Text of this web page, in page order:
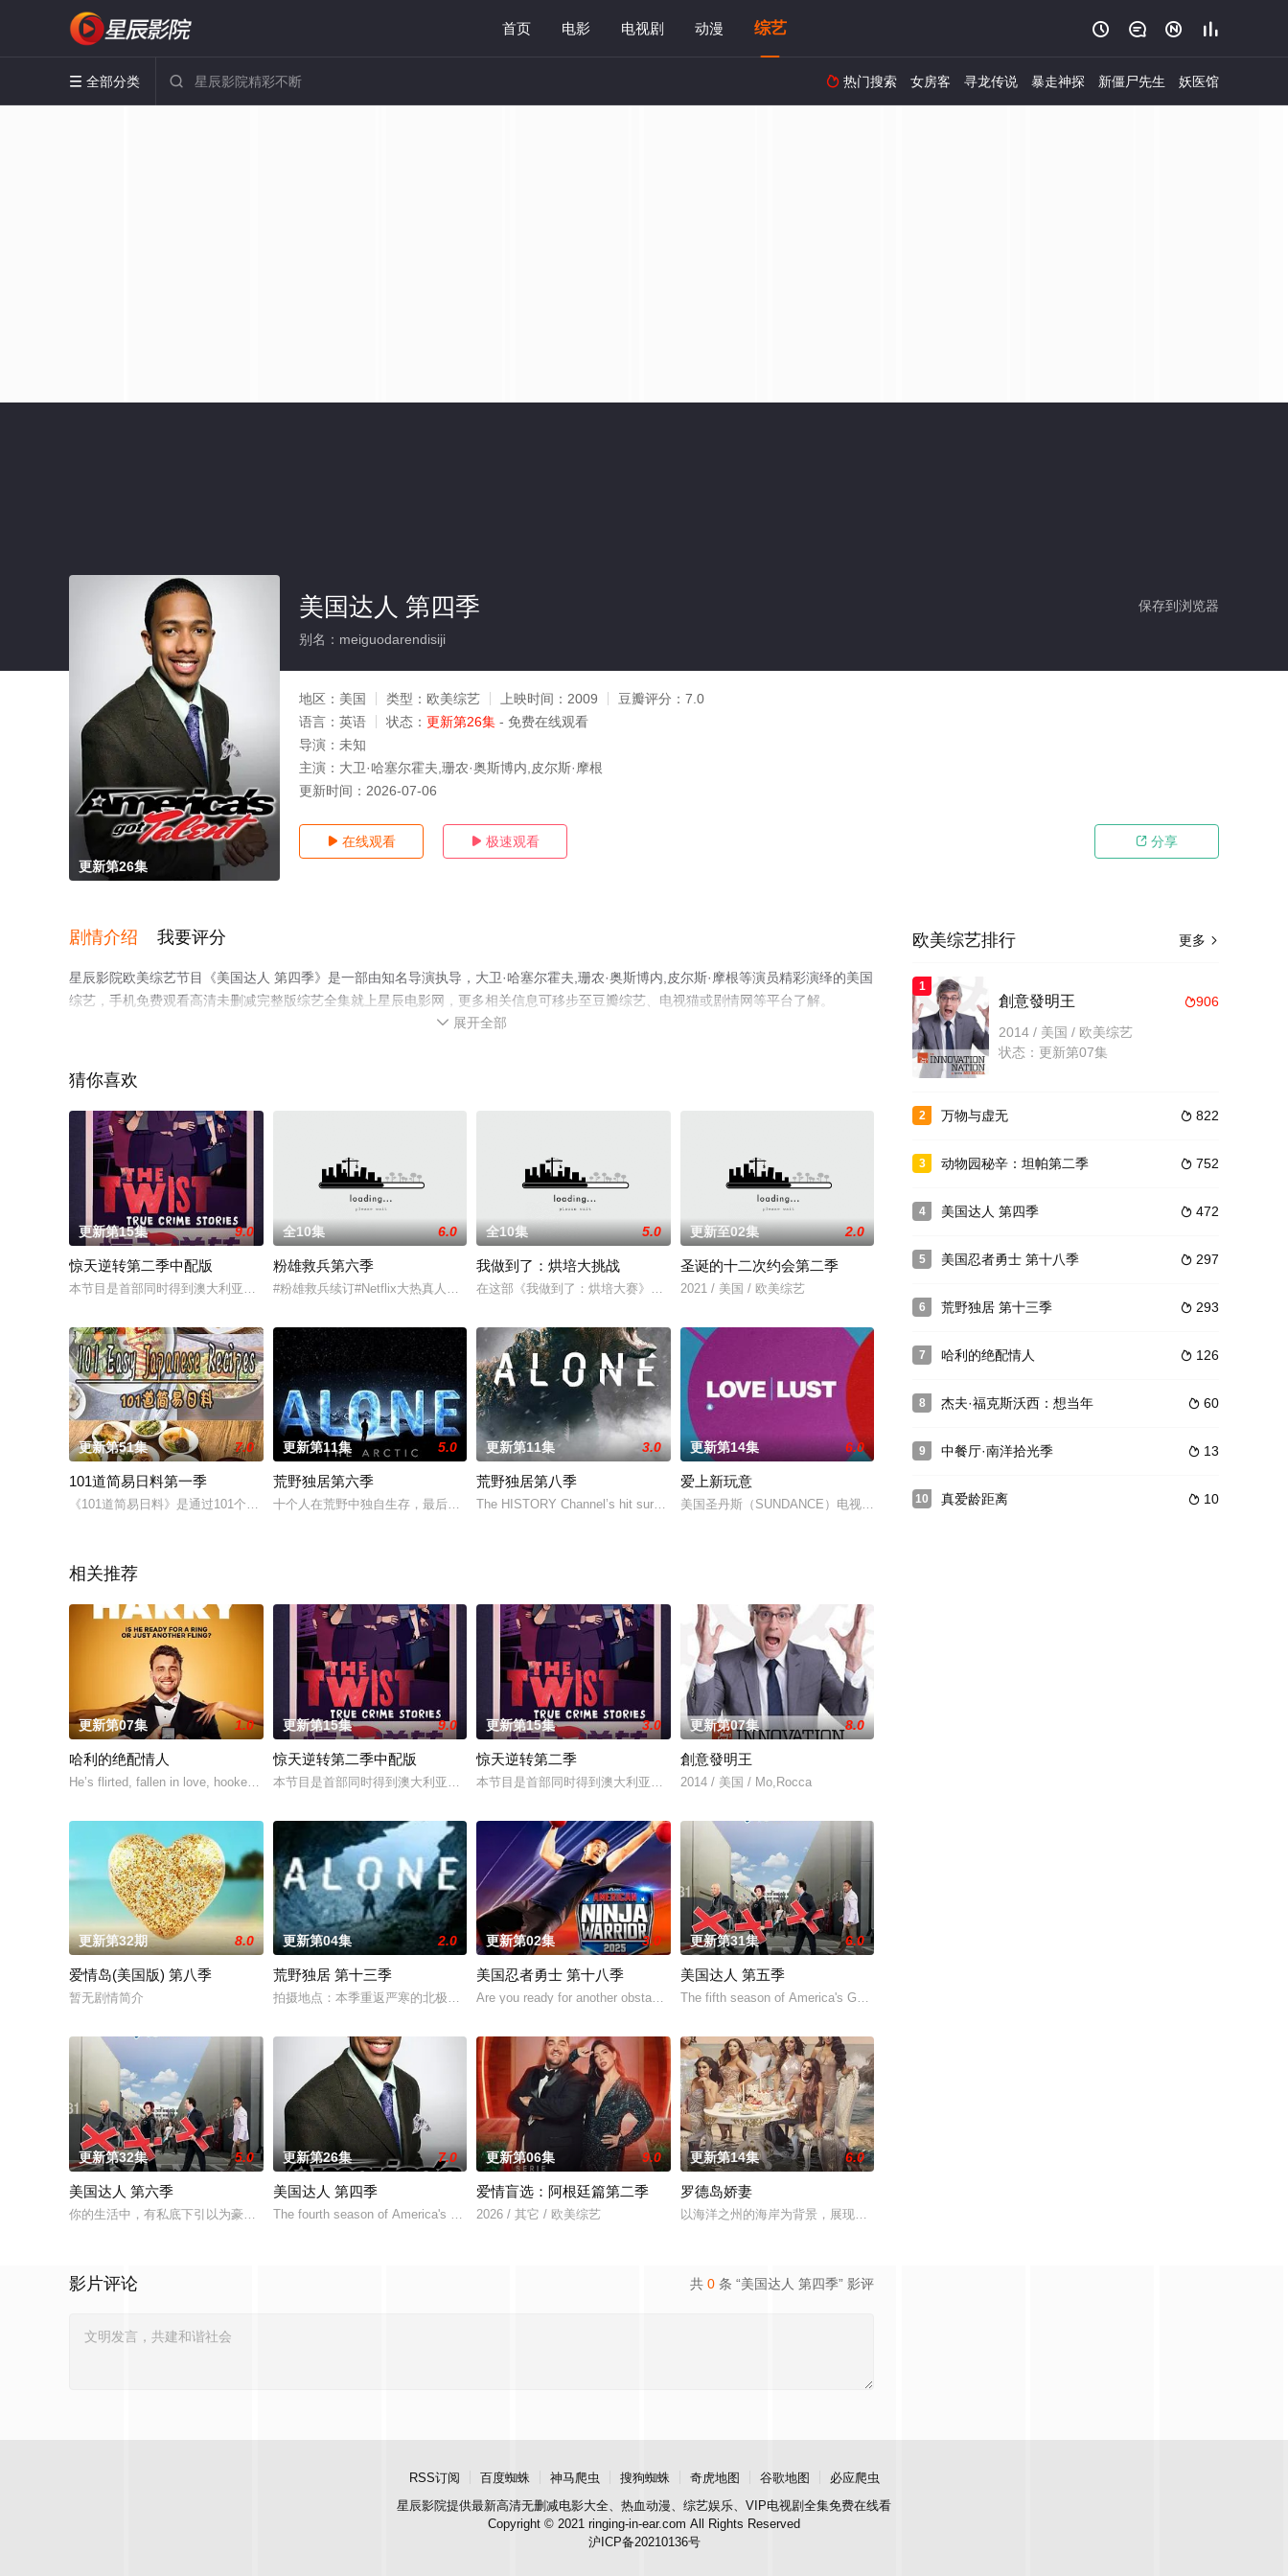
首页 电影 电视剧 动漫 综艺    
 全部分类   热门搜索 女房客 寻龙传说 暴走神探 新僵尸先生 妖医馆
更新第26集
保存到浏览器
美国达人 第四季
别名：meiguodarendisiji
地区： 美国 类型： 欧美综艺 上映时间： 2009 豆瓣评分： 7.0
语言： 英语 状态： 更新第26集 - 免费在线观看
导演： 未知
主演： 大卫·哈塞尔霍夫,珊农·奥斯博内,皮尔斯·摩根
更新时间： 2026-07-06
 在线观看  极速观看  分享
剧情介绍 我要评分
星辰影院欧美综艺节目《美国达人 第四季》是一部由知名导演执导，大卫·哈塞尔霍夫,珊农·奥斯博内,皮尔斯·摩根等演员精彩演绎的美国
综艺，手机免费观看高清未删减完整版综艺全集就上星辰电影网，更多相关信息可移步至豆瓣综艺、电视猫或剧情网等平台了解。
 展开全部
猜你喜欢
更新第15集 9.0
惊天逆转第二季中配版
本节目是首部同时得到澳大利亚电影局和新南威尔士电影局扶持的中澳联合出品动画纪录片。以短番的形式重述百余年里，发生在世界各地的真实罪案故事，并挖掘每个案
全10集 6.0
粉雄救兵第六季
#粉雄救兵续订#Netflix大热真人秀《粉雄救兵》宣布续订第6季。这次将去到得克萨斯州奥斯汀，要“翻遍大草原”寻找改造主角了。
全10集 5.0
我做到了：烘培大挑战
在这部《我做到了：烘培大赛》但升级衍生剧集中，10位糟糕的烘培师向专业教练讨教，争夺丰厚奖金
更新至02集 2.0
圣诞的十二次约会第二季
2021 / 美国 / 欧美综艺
更新第51集 7.0
101道简易日料第一季
《101道简易日料》是通过101个3分钟左右的短视频，讲述了一些做日本菜的做法。其做法简单易学，食材也易获得，在日常生活中我们可以自己动手来实践。诸如
更新第11集 5.0
荒野独居第六季
十个人在荒野中独自生存，最后幸存的一个人获得奖金50万美元！10 survival "experts" attempt to su
更新第11集 3.0
荒野独居第八季
The HISTORY Channel’s hit survival series “Alone” is back like never before
更新第14集 6.0
爱上新玩意
美国圣丹斯（SUNDANCE）电视台特约制作。比基尼、IPOD、性感内衣。让我们揭示这些让人趋之若鹜的商
相关推荐
更新第07集 1.0
哈利的绝配情人
He’s flirted, fallen in love, hooked up, and broken up. He’s even proposed
更新第15集 9.0
惊天逆转第二季中配版
本节目是首部同时得到澳大利亚电影局和新南威尔士电影局扶持的中澳联合出品动画纪录片。以短番的形式重述百余年里，发生在世界各地的真实罪案故事，并挖掘每个案
更新第15集 3.0
惊天逆转第二季
本节目是首部同时得到澳大利亚电影局和新南威尔士电影局扶持的中澳联合出品动画纪录片。以短番的形式重述百余年里，发生在世界各地的真实
更新第07集 8.0
創意發明王
2014 / 美国 / Mo,Rocca
更新第32期 8.0
爱情岛(美国版) 第八季
暂无剧情简介
更新第04集 2.0
荒野独居 第十三季
拍摄地点：本季重返严寒的北极圈，拍摄地位于加拿大西北地区阿克拉维克（Aklavik）附近的理查森山脉，这里是灰熊、狼群和驼鹿的栖息地。参赛阵容：节目首
更新第02集 3.0
美国忍者勇士 第十八季
Are you ready for another obstacle course? American Ninja Warrior has been
更新第31集 6.0
美国达人 第五季
The fifth season of America's Got Talent, an American television realit
更新第32集 5.0
美国达人 第六季
你的生活中，有私底下引以为豪，却不敢拿出来显的绝活吗？NBC从今年6月21日起开始播出一部选秀节目——America’s Got Talent，将给全
更新第26集 7.0
美国达人 第四季
The fourth season of America's Got Talent, an American television reali
更新第06集 9.0
爱情盲选：阿根廷篇第二季
2026 / 其它 / 欧美综艺
更新第14集 6.0
罗德岛娇妻
以海洋之州的海岸为背景，展现了罗德岛人紧密联系的圈子。他们有着深厚的社区根基，家族世代传承。他
共 0 条 “美国达人 第四季” 影评
影片评论
更多 
欧美综艺排行
1
906
創意發明王
2014 / 美国 / 欧美综艺
状态：更新第07集
2  822
万物与虚无
3  752
动物园秘辛：坦帕第二季
4  472
美国达人 第四季
5  297
美国忍者勇士 第十八季
6  293
荒野独居 第十三季
7  126
哈利的绝配情人
8  60
杰夫·福克斯沃西：想当年
9  13
中餐厅·南洋拾光季
10  10
真爱龄距离
RSS订阅 百度蜘蛛 神马爬虫 搜狗蜘蛛 奇虎地图 谷歌地图
必应爬虫
星辰影院提供最新高清无删减电影大全、热血动漫、综艺娱乐、VIP电视剧全集免费在线看
Copyright © 2021 ringing-in-ear.com All Rights Reserved
沪ICP备20210136号